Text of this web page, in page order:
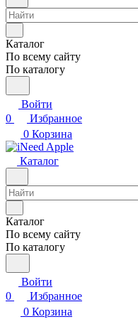
Каталог
По всему сайту
По каталогу
Войти
0
Избранное
0 Корзина
Каталог
Каталог
По всему сайту
По каталогу
Войти
0
Избранное
0 Корзина